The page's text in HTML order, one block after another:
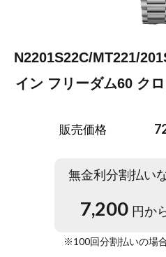
N2201S22C/MT221/
イン フリーダム60 ク
販売価格
無金利分割払い
7,200 円か
※100回分割払いの場